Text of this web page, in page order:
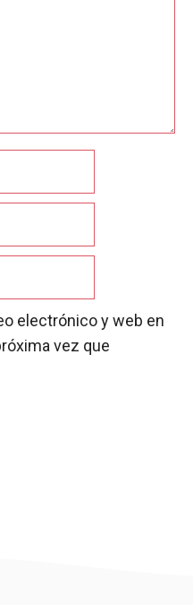
electrónico y web en
vez que